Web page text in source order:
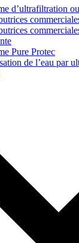
d’ultrafiltration
Pure Protec
de l’eau par